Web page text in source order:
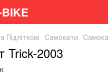
Підліткові Cамокати
2003